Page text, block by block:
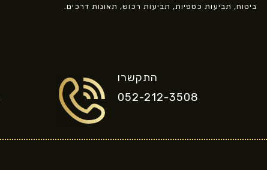
ביטוח, תביעות כספיות, תביעות רכוש, תאונות דרכים.
התקשרו
052-212-3508